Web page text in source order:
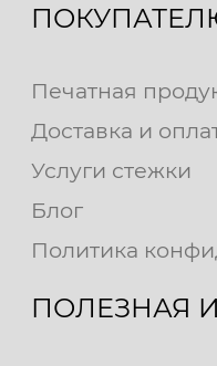
Печатная
Доставка и
Услуги стежки
Блог
Политика
ПОЛЕЗНАЯ